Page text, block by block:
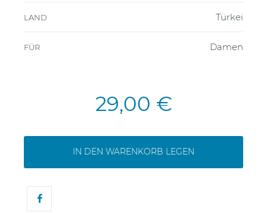
LAND Türkei
FÜR Damen
29,00 €
IN DEN WARENKORB LEGEN